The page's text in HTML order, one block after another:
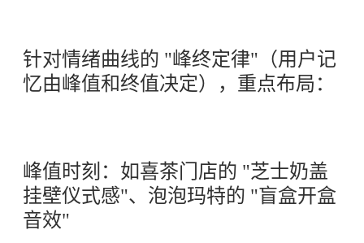
针对情绪曲线的 "峰终定律"（用户记
忆由峰值和终值决定），重点布局：
峰值时刻：如喜茶门店的 "芝士奶盖
挂壁仪式感"、泡泡玛特的 "盲盒开盒
音效"